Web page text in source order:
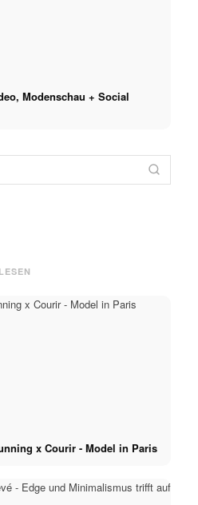
Modenschau + Social
x Courir - Model in Paris